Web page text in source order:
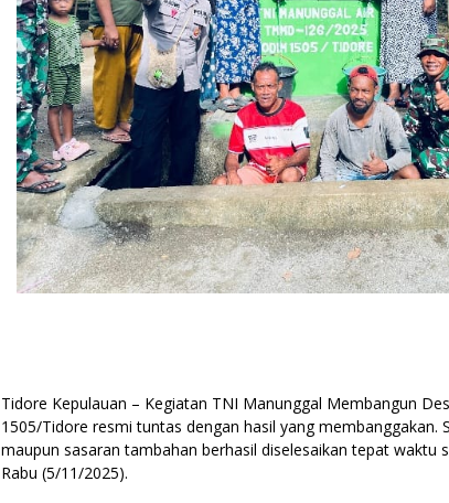
Tidore Kepulauan – Kegiatan TNI Manunggal Membangun
1505/Tidore resmi tuntas dengan hasil yang membanggakan.
maupun sasaran tambahan berhasil diselesaikan tepat waktu
Rabu (5/11/2025).